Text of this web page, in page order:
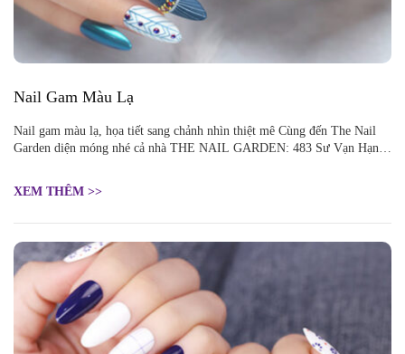
Nail Gam Màu Lạ
Nail gam màu lạ, họa tiết sang chảnh nhìn thiệt mê Cùng đến The Nail
Garden diện móng nhé cả nhà THE NAIL GARDEN: 483 Sư Vạn Hạnh,
XEM THÊM >>